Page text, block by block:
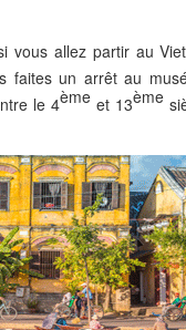
vous allez partir au
un arrêt au
le 4ème et 13ème